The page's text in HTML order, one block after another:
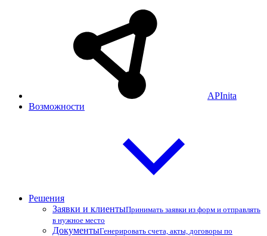
APInita
Возможности
Решения
Заявки и клиентыПринимать заявки из форм и отправлять
в нужное место
ДокументыГенерировать счета, акты, договоры по